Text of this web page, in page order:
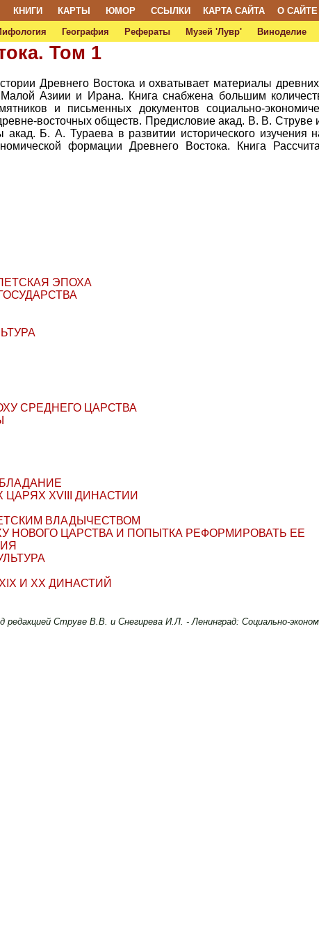
КНИГИ КАРТЫ ЮМОР ССЫЛКИ КАРТА САЙТА
О САЙТЕ
География Рефераты Музей 'Лувр' Виноделие
Том 1
Древнего Востока и охватывает материалы
Азиии и Ирана. Книга снабжена большим
и письменных документов социально-
восточных обществ. Предисловие акад. В. В. Струве
Б. А. Тураева в развитии исторического изучения
формации Древнего Востока. Книга
ЭПОХА
СРЕДНЕГО ЦАРСТВА
XVIII ДИНАСТИИ
ВЛАДЫЧЕСТВОМ
НОВОГО ЦАРСТВА И ПОПЫТКА РЕФОРМИРОВАТЬ ЕЕ
И XX ДИНАСТИЙ
Струве В.В. и Снегирева И.Л. - Ленинград: Социально-